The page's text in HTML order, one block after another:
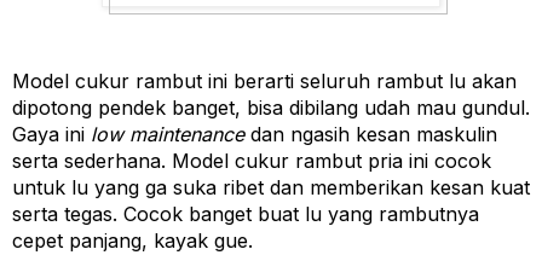
Model cukur rambut ini berarti seluruh rambut lu akan
dipotong pendek banget, bisa dibilang udah mau gundul.
Gaya ini low maintenance dan ngasih kesan maskulin
serta sederhana. Model cukur rambut pria ini cocok
untuk lu yang ga suka ribet dan memberikan kesan kuat
serta tegas. Cocok banget buat lu yang rambutnya
cepet panjang, kayak gue.